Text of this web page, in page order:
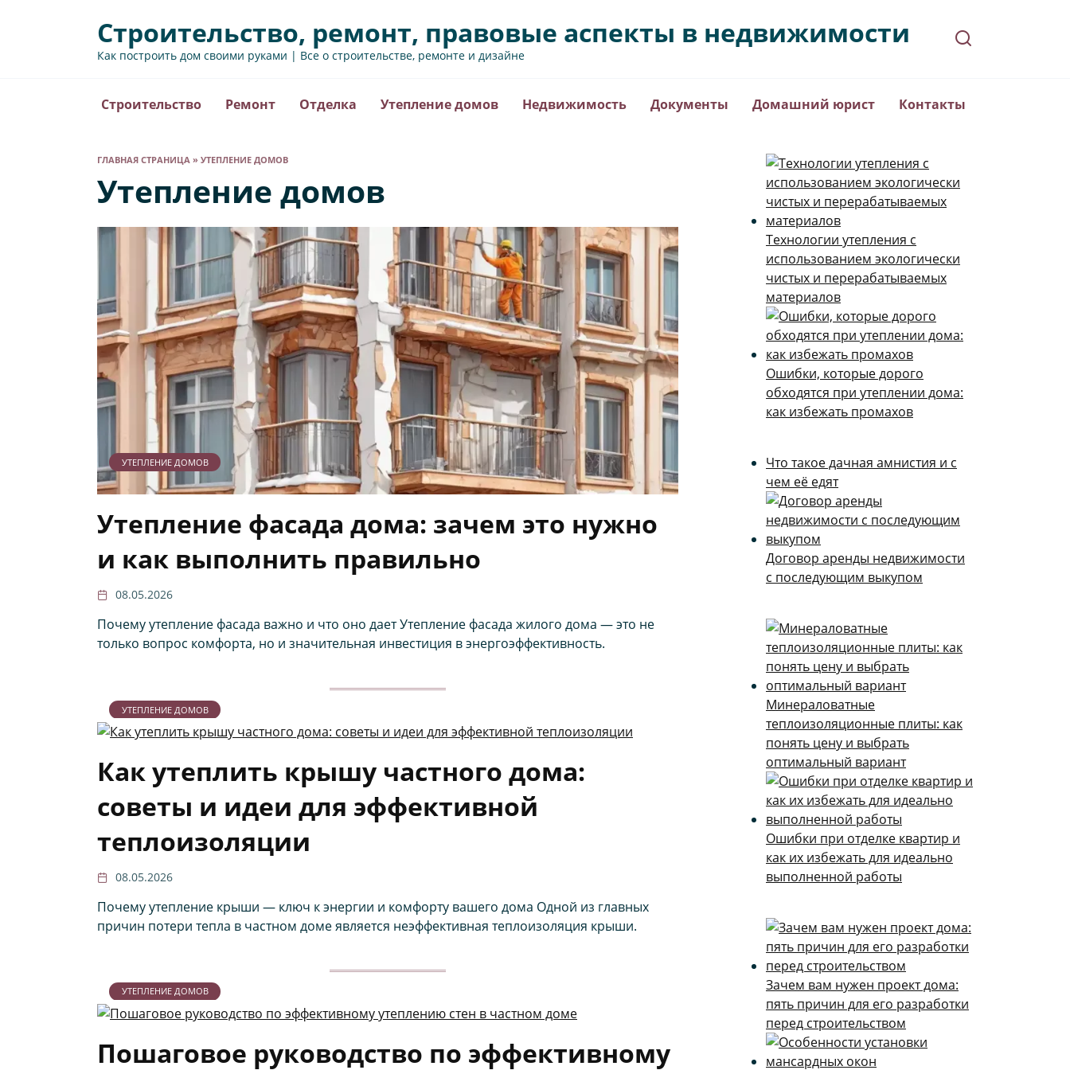
Строительство, ремонт, правовые аспекты в недвижимости
Как построить дом своими руками | Все о строительстве, ремонте и дизайне
Строительство Ремонт Отделка Утепление домов Недвижимость Документы Домашний юрист Контакты
ГЛАВНАЯ СТРАНИЦА » УТЕПЛЕНИЕ ДОМОВ
Утепление домов
УТЕПЛЕНИЕ ДОМОВ
Утепление фасада дома: зачем это нужно
и как выполнить правильно
08.05.2026
Почему утепление фасада важно и что оно дает Утепление фасада жилого дома — это не
только вопрос комфорта, но и значительная инвестиция в энергоэффективность.
УТЕПЛЕНИЕ ДОМОВ
Как утеплить крышу частного дома:
советы и идеи для эффективной
теплоизоляции
08.05.2026
Почему утепление крыши — ключ к энергии и комфорту вашего дома Одной из главных
причин потери тепла в частном доме является неэффективная теплоизоляция крыши.
УТЕПЛЕНИЕ ДОМОВ
Пошаговое руководство по эффективному
Технологии утепления с
использованием экологически
чистых и перерабатываемых
материалов
Ошибки, которые дорого
обходятся при утеплении дома:
как избежать промахов
Что такое дачная амнистия и с
чем её едят
Договор аренды недвижимости
с последующим выкупом
Минераловатные
теплоизоляционные плиты: как
понять цену и выбрать
оптимальный вариант
Ошибки при отделке квартир и
как их избежать для идеально
выполненной работы
Зачем вам нужен проект дома:
пять причин для его разработки
перед строительством